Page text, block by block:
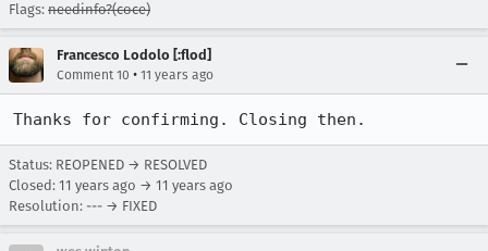
Flags: needinfo?(coce)
Francesco Lodolo [:flod]
Comment 10 • 11 years ago
Thanks for confirming. Closing then.
Status: REOPENED → RESOLVED
Closed: 11 years ago → 11 years ago
Resolution: --- → FIXED